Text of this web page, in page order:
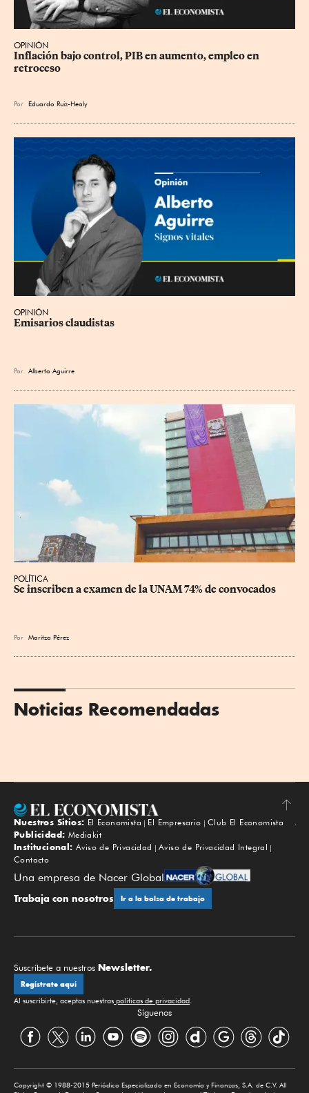
OPINIÓN
Inflación bajo control, PIB en aumento, empleo en
retroceso
Por Eduardo Ruiz-Healy
OPINIÓN
Emisarios claudistas
Por Alberto Aguirre
POLÍTICA
Se inscriben a examen de la UNAM 74% de convocados
Por Maritza Pérez
Noticias Recomendadas
Subir
Nuestros Sitios: El Economista El Empresario
Club El Economista
Publicidad: Mediakit
Institucional: Aviso de Privacidad
Aviso de Privacidad Integral
Contacto
Una empresa de Nacer Global
Trabaja con nosotros Ir a la bolsa de trabajo
Suscríbete a nuestros Newsletter.
Regístrate aquí
Al suscribirte, aceptas nuestras políticas de privacidad.
Síguenos
Copyright © 1988-2015 Periódico Especializado en Economía y Finanzas, S.A. de C.V. All